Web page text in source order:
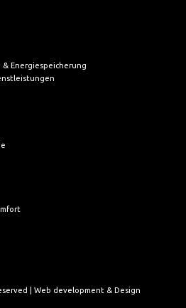
Energiespeicherung
| Web development & Design